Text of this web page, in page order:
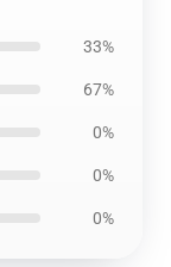
33%
67%
0%
0%
0%